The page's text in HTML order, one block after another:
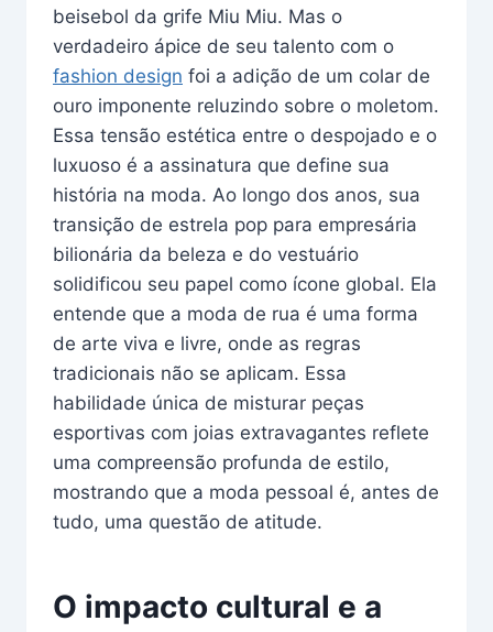
beisebol da grife Miu Miu. Mas o
verdadeiro ápice de seu talento com o
fashion design foi a adição de um colar de
ouro imponente reluzindo sobre o moletom.
Essa tensão estética entre o despojado e o
luxuoso é a assinatura que define sua
história na moda. Ao longo dos anos, sua
transição de estrela pop para empresária
bilionária da beleza e do vestuário
solidificou seu papel como ícone global. Ela
entende que a moda de rua é uma forma
de arte viva e livre, onde as regras
tradicionais não se aplicam. Essa
habilidade única de misturar peças
esportivas com joias extravagantes reflete
uma compreensão profunda de estilo,
mostrando que a moda pessoal é, antes de
tudo, uma questão de atitude.
O impacto cultural e a